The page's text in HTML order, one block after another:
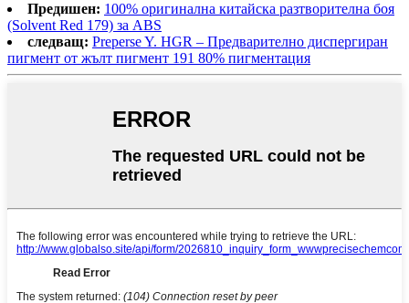
Предишен: 100% оригинална китайска разтворителна боя
(Solvent Red 179) за ABS
следващ: Preperse Y. HGR – Предварително диспергиран
пигмент от жълт пигмент 191 80% пигментация